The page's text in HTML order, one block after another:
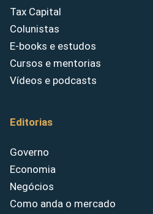
Tax Capital
Colunistas
E-books e estudos
Cursos e mentorias
Vídeos e podcasts
Editorias
Governo
Economia
Negócios
Como anda o mercado